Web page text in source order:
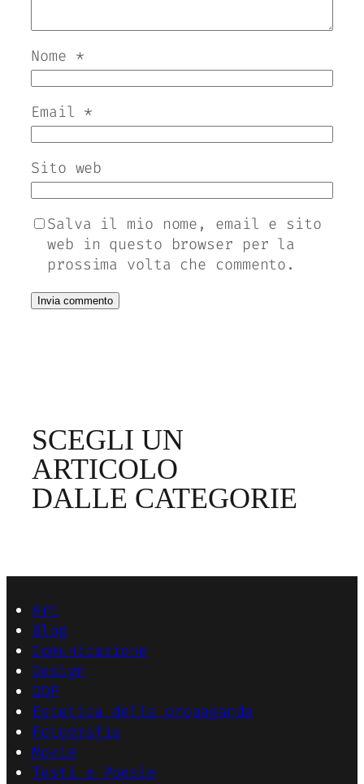
Nome *
Email *
Sito web
Salva il mio nome, email e sito
web in questo browser per la
prossima volta che commento.
SCEGLI UN
ARTICOLO
DALLE CATEGORIE
Art
Blog
Comunicazione
Design
DOP
Estetica della propaganda
Fotografia
Movie
Testi e Poesie